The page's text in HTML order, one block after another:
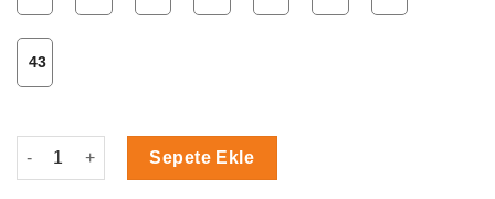
43
Kırmızı Air Max Sabo Terlik adet
Sepete Ekle